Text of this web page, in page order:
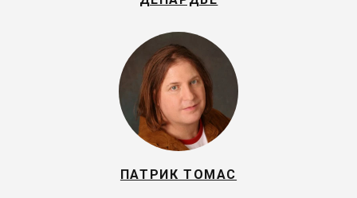
ПАТРИК ТОМАС